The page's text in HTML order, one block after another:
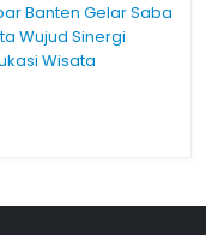
Banten Gelar Saba
Wujud Sinergi
Wisata